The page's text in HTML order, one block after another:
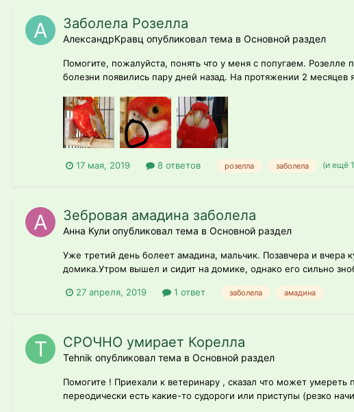
Заболела Розелла
АлександрКравц опубликовал тема в Основной раздел
Помогите, пожалуйста, понять что у меня с попугаем.
болезни появились пару дней назад. На протяжении 2
17 мая, 2019 8 ответов розелла заболела (и ещё
Зебровая амадина заболела
Анна Кули опубликовал тема в Основной раздел
Уже третий день болеет амадина, мальчик. Позавчера и
домика.Утром вышел и сидит на домике, однако его сильно
27 апреля, 2019 1 ответ заболела амадина
СРОЧНО умирает Корелла
Tehnik опубликовал тема в Основной раздел
Помогите ! Приехали к ветеринару , сказал что может
переодически есть какие-то судороги или приступы (резко